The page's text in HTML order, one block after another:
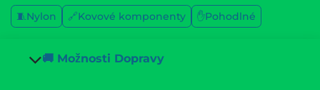
🧵Nylon 🔗Kovové komponenty ✋Pohodlné
🚚 Možnosti Dopravy